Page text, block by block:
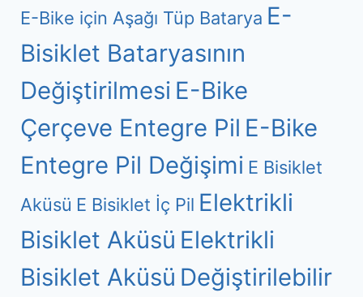
E-Bike için Aşağı Tüp Batarya E-
Bisiklet Bataryasının
Değiştirilmesi E-Bike
Çerçeve Entegre Pil E-Bike
Entegre Pil Değişimi E Bisiklet
Aküsü E Bisiklet İç Pil Elektrikli
Bisiklet Aküsü Elektrikli
Bisiklet Aküsü Değiştirilebilir